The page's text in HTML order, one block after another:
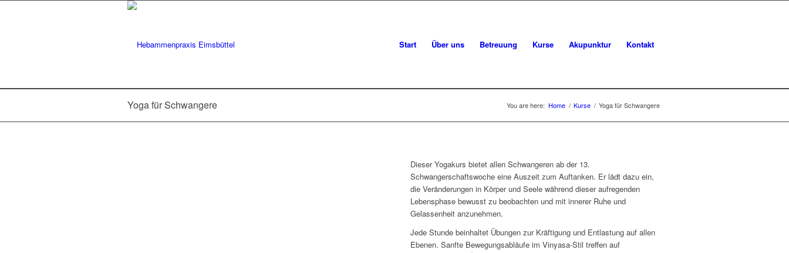
Start Über uns Betreuung Kurse Akupunktur Kontakt
Yoga für Schwangere You are here: Home / Kurse / Yoga für Schwangere
Dieser Yogakurs bietet allen Schwangeren ab der 13.
Schwangerschaftswoche eine Auszeit zum Auftanken. Er lädt dazu ein,
die Veränderungen in Körper und Seele während dieser aufregenden
Lebensphase bewusst zu beobachten und mit innerer Ruhe und
Gelassenheit anzunehmen.
Jede Stunde beinhaltet Übungen zur Kräftigung und Entlastung auf allen
Ebenen. Sanfte Bewegungsabläufe im Vinyasa-Stil treffen auf